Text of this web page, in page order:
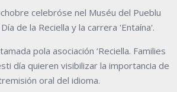
celebróse nel Muséu del Pueblu
de la Reciella y la carrera 'Entaína'.
pola asociación ‘Reciella. Families
día quieren visibilizar la importancia de
oral del idioma.